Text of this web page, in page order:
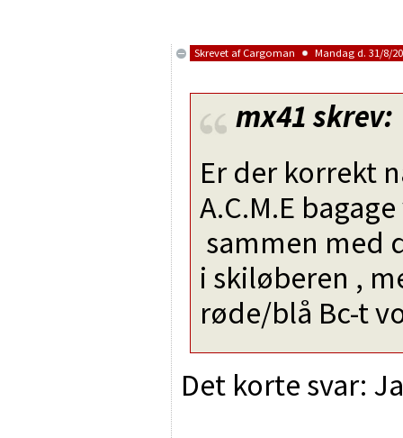
Skrevet af Cargoman Mandag d. 31/8/
mx41 skrev:
Er der korrekt
A.C.M.E
sammen med
i skiløberen ,
røde/blå Bc-t
Det korte svar: